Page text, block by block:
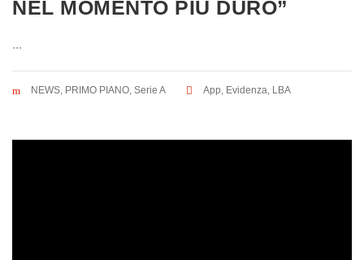
NEL MOMENTO PIÙ DURO”
...
NEWS PRIMO PIANO Serie A App Evidenza LBA